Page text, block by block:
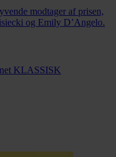
modtager af prisen,
og Emily D’Angelo.